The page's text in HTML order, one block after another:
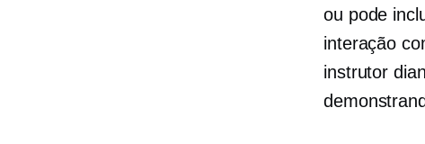
ou pode
interação
instrutor